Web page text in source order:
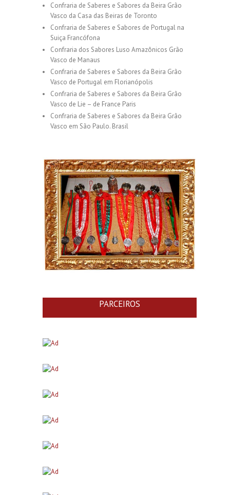
Confraria de Saberes e Sabores da Beira Grão
Vasco da Casa das Beiras de Toronto
Confraria de Saberes e Sabores de Portugal na
Suiça Francófona
Confraria dos Sabores Luso Amazônicos Grão
Vasco de Manaus
Confraria de Saberes e Sabores da Beira Grão
Vasco de Portugal em Florianópolis
Confraria de Saberes e Sabores da Beira Grão
Vasco de Lie – de France Paris
Confraria de Saberes e Sabores da Beira Grão
Vasco em São Paulo. Brasil
PARCEIROS